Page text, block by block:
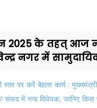
2025 के तहत् आज
नगर में
पर करें बेहतर कार्य :
में नया विधेयक, जानिए किस